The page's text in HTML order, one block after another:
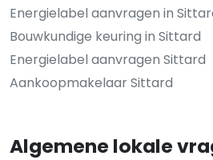
Energielabel aanvragen in
Bouwkundige keuring in Sittard
Energielabel aanvragen Sittard
Aankoopmakelaar Sittard
Algemene lokale